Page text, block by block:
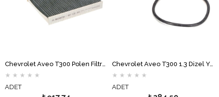
Chevrolet Aveo T300 Polen Filtresi Karbonlu BOSCH
★ ★ ★ ★ ★
ADET
Chevrolet Aveo T300 1.3 Dizel Yağ Filtresi BOSCH
★ ★ ★ ★ ★
ADET